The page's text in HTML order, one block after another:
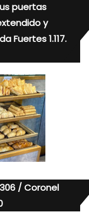
sus puertas
y
Fuertes 1.117.
/ Coronel